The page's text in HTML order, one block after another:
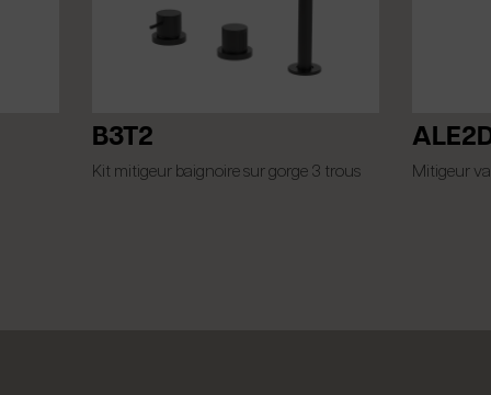
B3T2
Kit mitigeur baignoire sur gorge 3 trous Mitigeur